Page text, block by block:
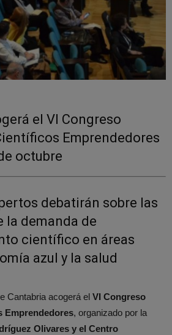
el VI Congreso
Emprendedores
octubre
debatirán sobre las
la demanda de
científico en áreas
azul y la salud
Cantabria acogerá el VI Congreso
Emprendedores, organizado por la
Olivares y el Centro